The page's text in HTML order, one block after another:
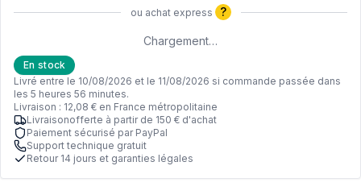
ou achat express ?
Chargement…
En stock
Livré entre le 10/08/2026 et le 11/08/2026 si commande passée dans
les 5 heures 56 minutes.
Livraison : 12,08 € en France métropolitaine
Livraisonofferte à partir de 150 € d'achat
Paiement sécurisé par PayPal
Support technique gratuit
Retour 14 jours et garanties légales